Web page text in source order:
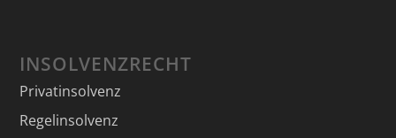
INSOLVENZRECHT
Privatinsolvenz
Regelinsolvenz